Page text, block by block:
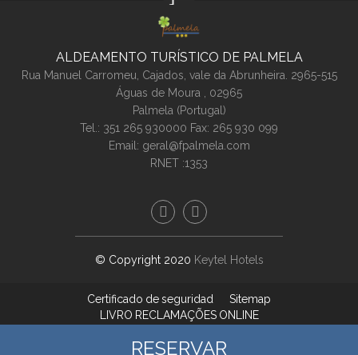
RESERVAR
ALDEAMENTO TURÍSTICO DE PALMELA
Rua Manuel Carromeu, Cajados, vale da Abrunheira. 2965-515
Águas de Moura , 02965
Palmela (Portugal )
Tel.: 351 265 930000 Fax: 265 930 099
Email: geral@fpalmela.com
RNET :1353
© Copyright 2020 Keytel Hotels
Certificado de seguridad
Sitemap
LIVRO RECLAMAÇÕES ONLINE